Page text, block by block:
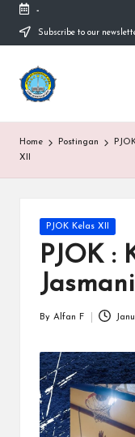
-
Subscribe to our
Home Postingan
XII
PJOK Kelas XII
PJOK :
By Alfan F